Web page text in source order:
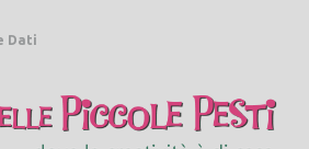
Dati